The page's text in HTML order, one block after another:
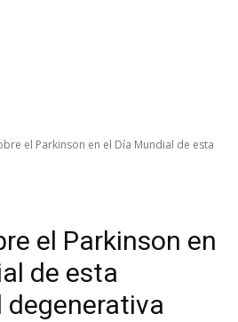
el Parkinson en el Día Mundial de esta
el Parkinson en
de esta